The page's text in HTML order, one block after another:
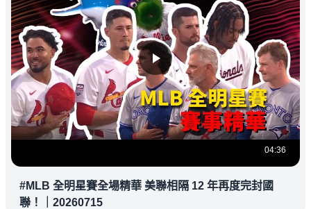
04:36
#MLB 全明星賽全場精華 美聯相隔 12 年再度完封國
聯！｜20260715